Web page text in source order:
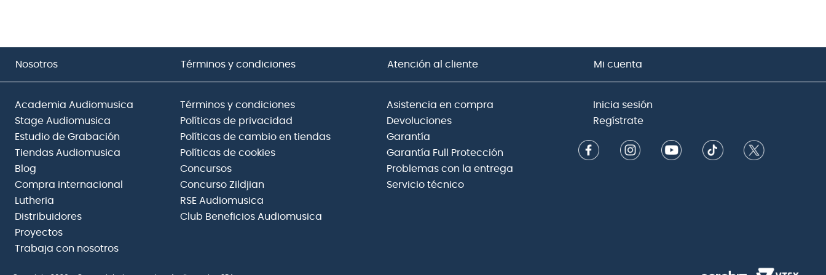
Nosotros Términos y condiciones Atención al cliente Mi cuenta
Academia Audiomusica
Stage Audiomusica
Estudio de Grabación
Tiendas Audiomusica
Blog
Compra internacional
Lutheria
Distribuidores
Proyectos
Trabaja con nosotros
Términos y condiciones
Políticas de privacidad
Políticas de cambio en tiendas
Políticas de cookies
Concursos
Concurso Zildjian
RSE Audiomusica
Club Beneficios Audiomusica
Asistencia en compra
Devoluciones
Garantía
Garantía Full Protección
Problemas con la entrega
Servicio técnico
Inicia sesión
Regístrate